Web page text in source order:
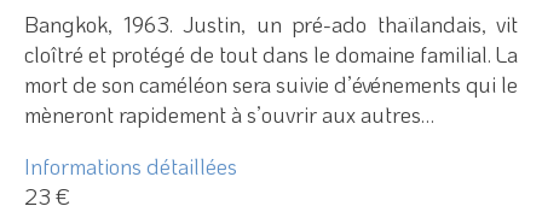
Bangkok, 1963. Justin, un pré-ado thaïlandais, vit
cloîtré et protégé de tout dans le domaine familial. La
mort de son caméléon sera suivie d’événements qui le
mèneront rapidement à s’ouvrir aux autres…
Informations détaillées
23 €